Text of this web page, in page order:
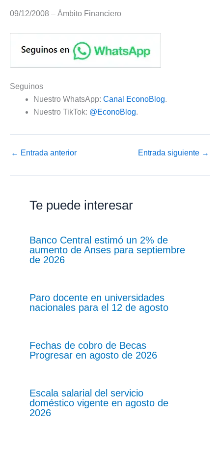
09/12/2008 – Ámbito Financiero
Seguinos
Nuestro WhatsApp: Canal EconoBlog.
Nuestro TikTok: @EconoBlog.
← Entrada anterior Entrada siguiente →
Te puede interesar
Banco Central estimó un 2% de
aumento de Anses para septiembre
de 2026
Paro docente en universidades
nacionales para el 12 de agosto
Fechas de cobro de Becas
Progresar en agosto de 2026
Escala salarial del servicio
doméstico vigente en agosto de
2026